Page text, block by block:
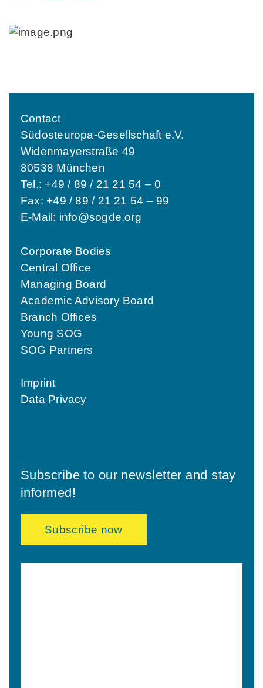
Contact
Südosteuropa-Gesellschaft e.V.
Widenmayerstraße 49
80538 München
Tel.: +49 / 89 / 21 21 54 – 0
Fax: +49 / 89 / 21 21 54 – 99
E-Mail: info@sogde.org
Corporate Bodies
Central Office
Managing Board
Academic Advisory Board
Branch Offices
Young SOG
SOG Partners
Imprint
Data Privacy
Subscribe to our newsletter and stay
informed!
Subscribe now